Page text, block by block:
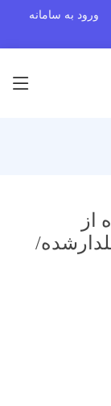
ورود به سامانه
از